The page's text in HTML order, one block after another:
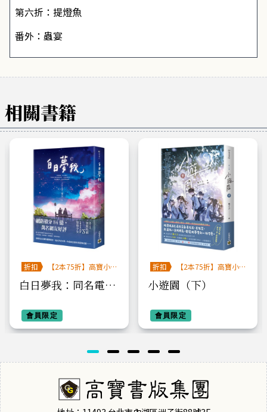
第六折：提燈魚
番外：蟲宴
相關書籍
折扣
【2本75折】高寶小
白日夢我：同名電視
會員限定
折扣
【2本75折】高寶小
小遊園（下）
會員限定